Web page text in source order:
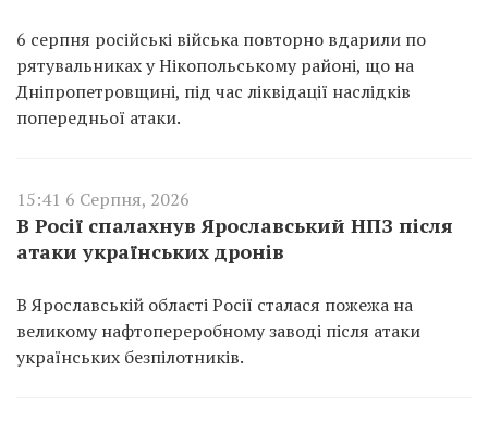
6 серпня російські війська повторно вдарили по
рятувальниках у Нікопольському районі, що на
Дніпропетровщині, під час ліквідації наслідків
попередньої атаки.
15:41 6 Серпня, 2026
В Росії спалахнув Ярославський НПЗ після
атаки українських дронів
В Ярославській області Росії сталася пожежа на
великому нафтопереробному заводі після атаки
українських безпілотників.